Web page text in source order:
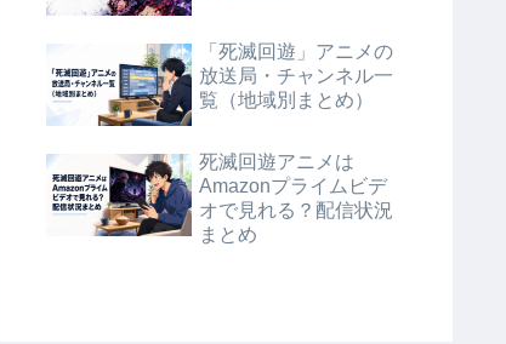
「死滅回遊」アニメの
放送局・チャンネル一
覧（地域別まとめ）
死滅回遊アニメは
Amazonプライムビデ
オで見れる？配信状況
まとめ